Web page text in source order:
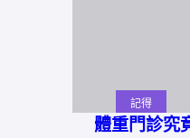
記得
體重門診究